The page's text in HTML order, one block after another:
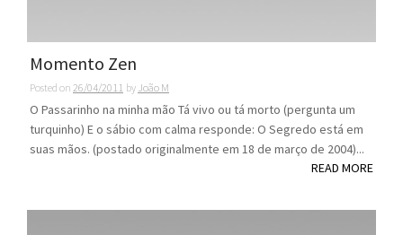
Momento Zen
Posted on 26/04/2011 by João M
O Passarinho na minha mão Tá vivo ou tá morto (pergunta um
turquinho) E o sábio com calma responde: O Segredo está em
suas mãos. (postado originalmente em 18 de março de 2004)...
READ MORE